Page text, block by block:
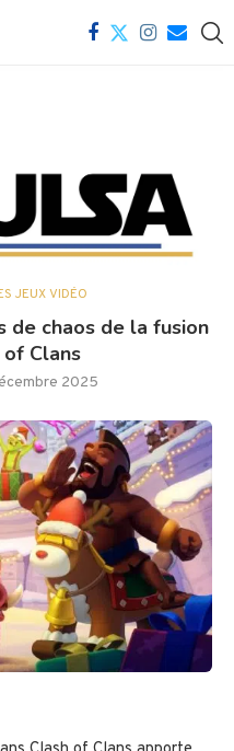
JEUX VIDÉO
de chaos de la fusion
of Clans
2025